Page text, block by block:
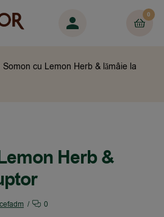
0
Somon cu Lemon Herb & lămâie la
Herb &
0